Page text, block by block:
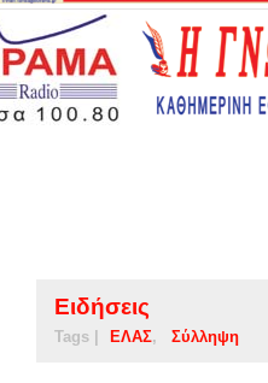
Ειδήσεις
Tags | ΕΛΑΣ Σύλληψη